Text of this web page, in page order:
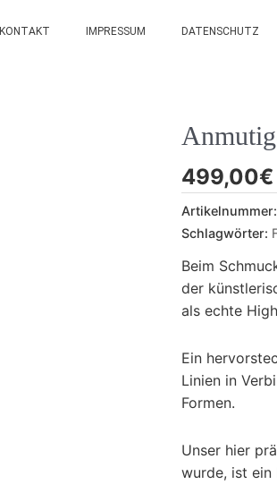
KONTAKT IMPRESSUM DATENSCHUTZ
499,00€
Artikelnummer:
Schlagwörter:
Beim
der
als echte
Ein
Linien in
Formen.
Unser hier
wurde, ist ein